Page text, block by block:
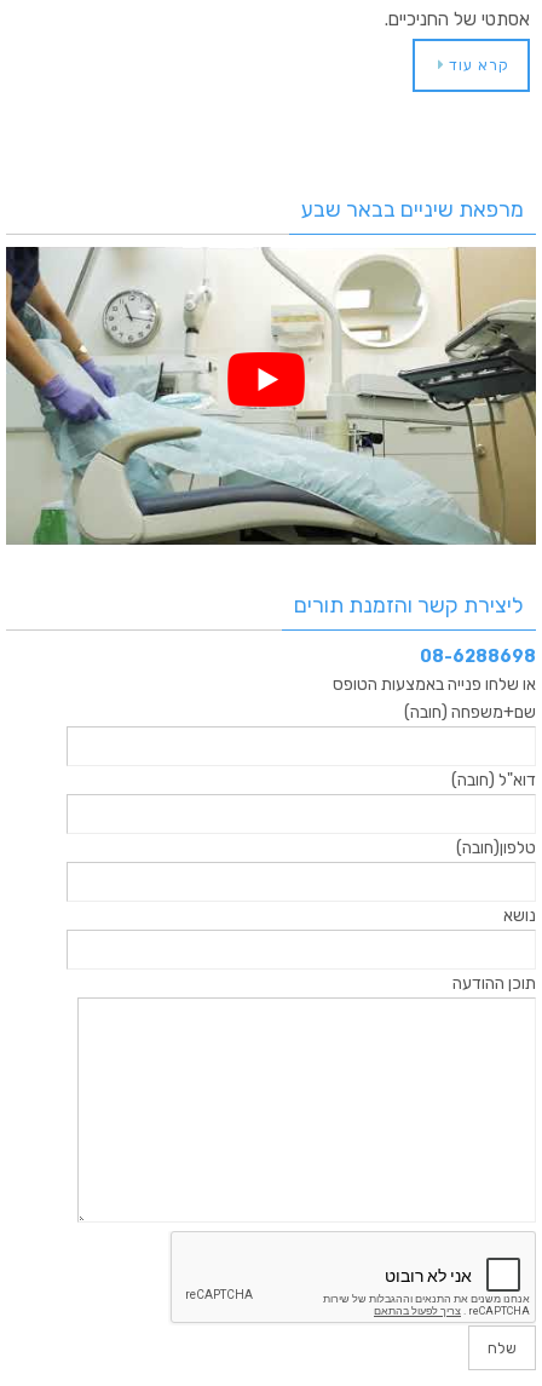
אסתטי של החניכיים.
קרא עוד
מרפאת שיניים בבאר שבע
ליצירת קשר והזמנת תורים
08-6288698
או שלחו פנייה באמצעות הטופס
שם+משפחה (חובה)
דוא"ל (חובה)
טלפון(חובה)
נושא
תוכן ההודעה